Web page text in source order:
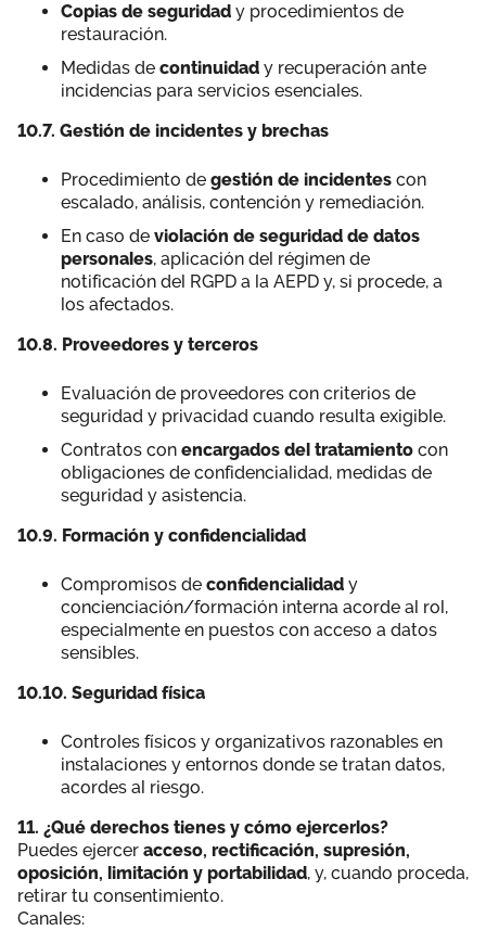
Copias de seguridad y procedimientos de
restauración.
Medidas de continuidad y recuperación ante
incidencias para servicios esenciales.
10.7. Gestión de incidentes y brechas
Procedimiento de gestión de incidentes con
escalado, análisis, contención y remediación.
En caso de violación de seguridad de datos
personales, aplicación del régimen de
notificación del RGPD a la AEPD y, si procede, a
los afectados.
10.8. Proveedores y terceros
Evaluación de proveedores con criterios de
seguridad y privacidad cuando resulta exigible.
Contratos con encargados del tratamiento con
obligaciones de confidencialidad, medidas de
seguridad y asistencia.
10.9. Formación y confidencialidad
Compromisos de confidencialidad y
concienciación/formación interna acorde al rol,
especialmente en puestos con acceso a datos
sensibles.
10.10. Seguridad física
Controles físicos y organizativos razonables en
instalaciones y entornos donde se tratan datos,
acordes al riesgo.
11. ¿Qué derechos tienes y cómo ejercerlos?
Puedes ejercer acceso, rectificación, supresión,
oposición, limitación y portabilidad, y, cuando proceda,
retirar tu consentimiento.
Canales: